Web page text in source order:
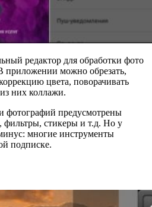
редактор для обработки фото
приложении можно обрезать,
цвета, поворачивать
них коллажи.
фотографий предусмотрены
стикеры и т.д. Но у
многие инструменты
подписке.